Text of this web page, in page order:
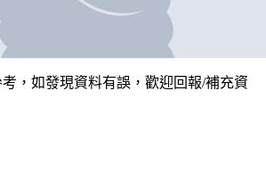
地下7A號鋪
我去
，如發現資料有誤，歡迎回報/補充資